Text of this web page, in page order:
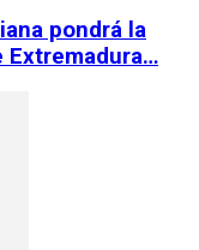
pondrá la
Extremadura…